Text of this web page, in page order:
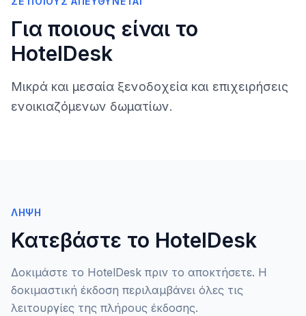
Για ποιους είναι το
HotelDesk
Μικρά και μεσαία ξενοδοχεία και επιχειρήσεις
ενοικιαζόμενων δωματίων.
ΛΉΨΗ
Κατεβάστε το HotelDesk
Δοκιμάστε το HotelDesk πριν το αποκτήσετε. Η
δοκιμαστική έκδοση περιλαμβάνει όλες τις
λειτουργίες της πλήρους έκδοσης.